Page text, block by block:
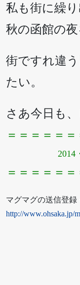
私も街に繰り
秋の函館の
街ですれ違
たい。
さあ今日も
＝＝＝＝＝
2014・9
＝＝＝＝＝
マグマグの送信登録
http://www.ohsaka.jp/